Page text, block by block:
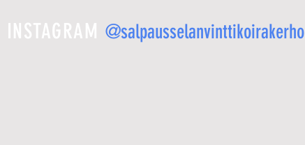
INSTAGRAM @salpausselanvinttikoirakerho